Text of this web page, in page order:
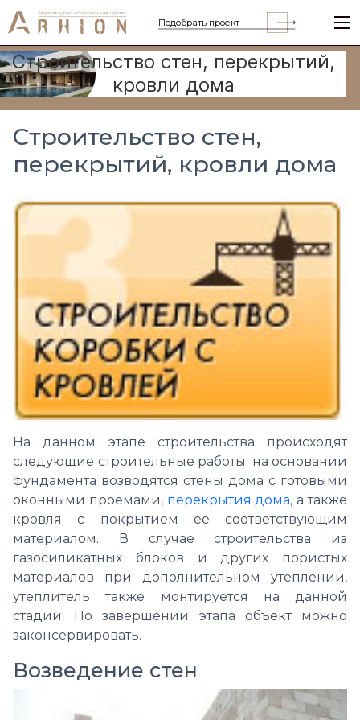
Подобрать проект
Строительство стен, перекрытий,
кровли дома
Строительство стен,
перекрытий, кровли дома
На данном этапе строительства происходят
следующие строительные работы: на основании
фундамента возводятся стены дома с готовыми
оконными проемами, перекрытия дома, а также
кровля с покрытием ее соответствующим
материалом. В случае строительства из
газосиликатных блоков и других пористых
материалов при дополнительном утеплении,
утеплитель также монтируется на данной
стадии. По завершении этапа объект можно
законсервировать.
Возведение стен